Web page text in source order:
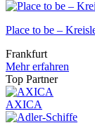
Place to be –
Frankfurt
Mehr erfahren
Top Partner
AXICA